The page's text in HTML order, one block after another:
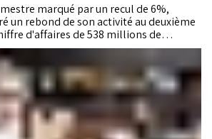
marqué par un recul de 6%,
un rebond de son activité au deuxième
d'affaires de 538 millions de
les revenus semestriels à 962
hausse de 7% sur un an.